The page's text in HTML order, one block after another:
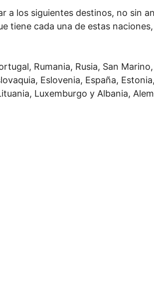
a los siguientes destinos, no sin
tiene cada una de estas
Rumania, Rusia, San
Eslovenia, España,
Luxemburgo y Albania,